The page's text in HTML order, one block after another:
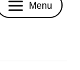
Menu